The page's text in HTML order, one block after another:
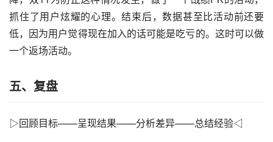
抓住了用户炫耀的心理。结束后，数据甚至比活动前还要
低，因为用户觉得现在加入的话可能是吃亏的。这时可以做
一个返场活动。
五、复盘
▷回顾目标——呈现结果——分析差异——总结经验◁